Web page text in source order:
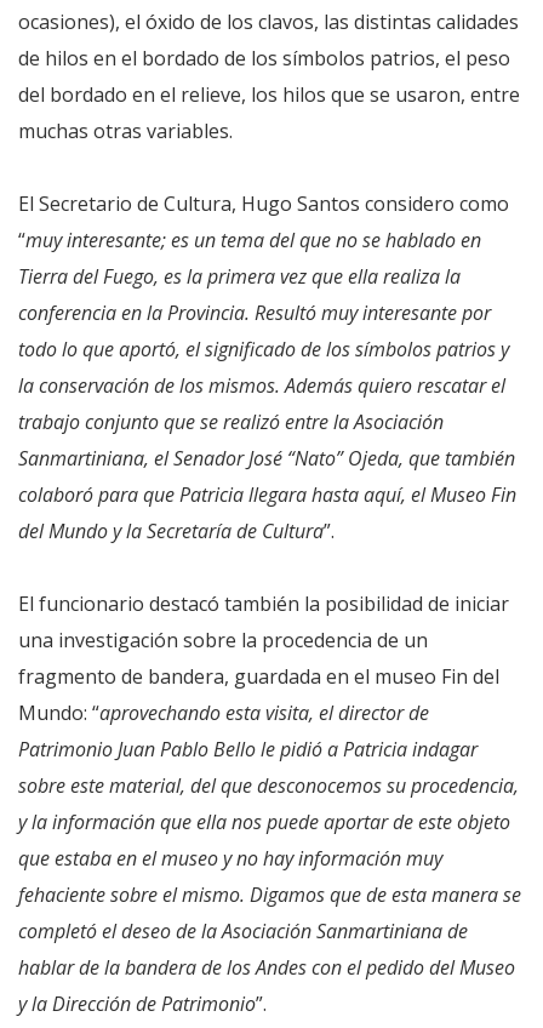
ocasiones), el óxido de los clavos, las distintas calidades
de hilos en el bordado de los símbolos patrios, el peso
del bordado en el relieve, los hilos que se usaron, entre
muchas otras variables.
El Secretario de Cultura, Hugo Santos considero como
“muy interesante; es un tema del que no se hablado en
Tierra del Fuego, es la primera vez que ella realiza la
conferencia en la Provincia. Resultó muy interesante por
todo lo que aportó, el significado de los símbolos patrios y
la conservación de los mismos. Además quiero rescatar el
trabajo conjunto que se realizó entre la Asociación
Sanmartiniana, el Senador José “Nato” Ojeda, que también
colaboró para que Patricia llegara hasta aquí, el Museo Fin
del Mundo y la Secretaría de Cultura”.
El funcionario destacó también la posibilidad de iniciar
una investigación sobre la procedencia de un
fragmento de bandera, guardada en el museo Fin del
Mundo: “aprovechando esta visita, el director de
Patrimonio Juan Pablo Bello le pidió a Patricia indagar
sobre este material, del que desconocemos su procedencia,
y la información que ella nos puede aportar de este objeto
que estaba en el museo y no hay información muy
fehaciente sobre el mismo. Digamos que de esta manera se
completó el deseo de la Asociación Sanmartiniana de
hablar de la bandera de los Andes con el pedido del Museo
y la Dirección de Patrimonio”.